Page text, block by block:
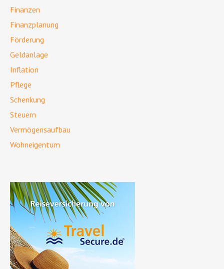
Finanzen
Finanzplanung
Förderung
Geldanlage
Inflation
Pflege
Schenkung
Steuern
Vermögensaufbau
Wohneigentum